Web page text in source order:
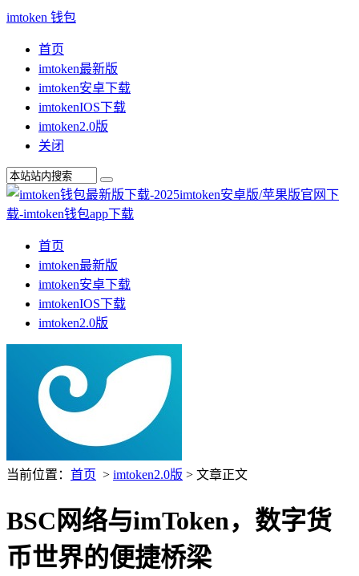
imtoken 钱包
首页
imtoken最新版
imtoken安卓下载
imtokenIOS下载
imtoken2.0版
关闭
首页
imtoken最新版
imtoken安卓下载
imtokenIOS下载
imtoken2.0版
当前位置： 首页 > imtoken2.0版 > 文章正文
BSC网络与imToken，数字货
币世界的便捷桥梁